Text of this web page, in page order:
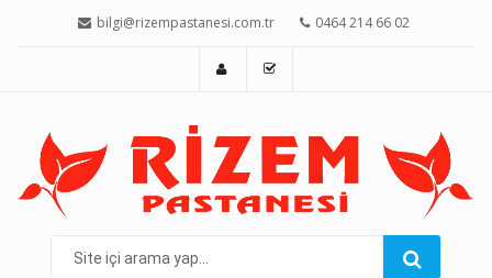
bilgi@rizempastanesi.com.tr 0464 214 66 02
Site